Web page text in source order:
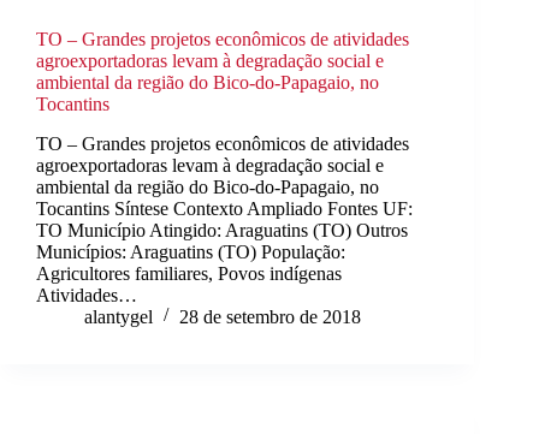
TO – Grandes projetos econômicos de atividades
agroexportadoras levam à degradação social e
ambiental da região do Bico-do-Papagaio, no
Tocantins
TO – Grandes projetos econômicos de atividades
agroexportadoras levam à degradação social e
ambiental da região do Bico-do-Papagaio, no
Tocantins Síntese Contexto Ampliado Fontes UF:
TO Município Atingido: Araguatins (TO) Outros
Municípios: Araguatins (TO) População:
Agricultores familiares, Povos indígenas
Atividades…
alantygel
28 de setembro de 2018